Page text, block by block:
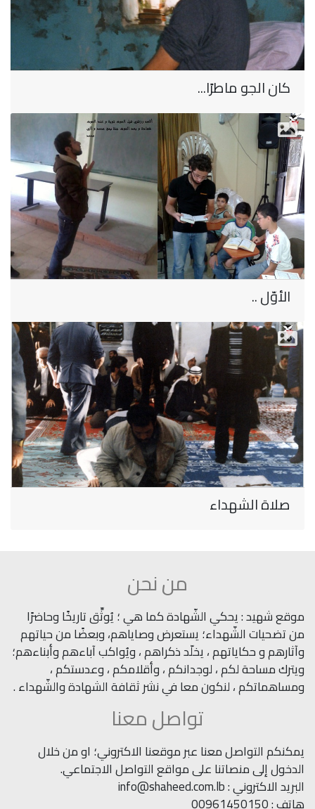
كان الجو ماطرًا...
الأوّل ..
صلاة الشهداء
من نحن
موقع شهيد : يحكي الشّهادة كما هي ؛ يُوثِّق تاريخًا وحاضرًا
من تضحيات الشّهداء؛ يستعرض وصاياهم، وبعضًا من حياتهم
وآثارهم و حكاياتهم ، يخلّد ذكراهم ، ويُواكب آباءهم وأبناءهم؛
ويترك مساحة لكم ، لوجدانكم ، وأقلامكم ، وعدستكم ،
ومساهماتكم ، لنكون معا في نشر ثقافة الشهادة والشّهداء .
تواصل معنا
يمكنكم التواصل معنا عبر موقعنا الاكتروني؛ او من خلال
الدخول إلى منصاتنا على مواقع التواصل الاجتماعي.
البريد الاكتروني : info@shaheed.com.lb
هاتف : 00961450150